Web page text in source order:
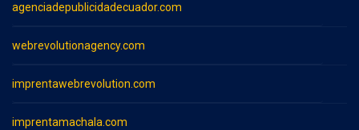
agenciadepublicidadecuador.com
webrevolutionagency.com
imprentawebrevolution.com
imprentamachala.com